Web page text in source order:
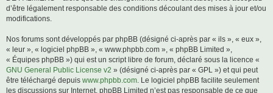
d’être légalement responsable des conditions découlant des mises à jour et/ou
modifications.
Nos forums sont développés par phpBB (désigné ci-après par « ils », « eux »,
« leur », « logiciel phpBB », « www.phpbb.com », « phpBB Limited »,
« Équipes phpBB ») qui est un script libre de forum, déclaré sous la licence «
GNU General Public License v2 » (désigné ci-après par « GPL ») et qui peut
être téléchargé depuis www.phpbb.com. Le logiciel phpBB facilite seulement
les discussions sur Internet. phpBB Limited n’est pas responsable de ce que